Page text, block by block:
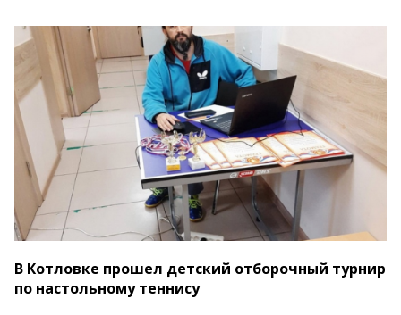
В Котловке прошел детский отборочный турнир
по настольному теннису